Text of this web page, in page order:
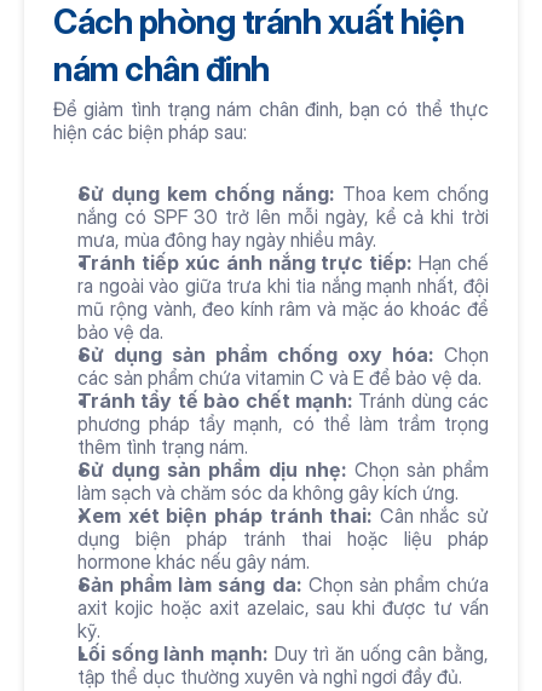
Cách phòng tránh xuất hiện
nám chân đinh
Để giảm tình trạng nám chân đinh, bạn có thể thực
hiện các biện pháp sau:
Sử dụng kem chống nắng: Thoa kem chống
nắng có SPF 30 trở lên mỗi ngày, kể cả khi trời
mưa, mùa đông hay ngày nhiều mây.
Tránh tiếp xúc ánh nắng trực tiếp: Hạn chế
ra ngoài vào giữa trưa khi tia nắng mạnh nhất, đội
mũ rộng vành, đeo kính râm và mặc áo khoác để
bảo vệ da.
Sử dụng sản phẩm chống oxy hóa: Chọn
các sản phẩm chứa vitamin C và E để bảo vệ da.
Tránh tẩy tế bào chết mạnh: Tránh dùng các
phương pháp tẩy mạnh, có thể làm trầm trọng
thêm tình trạng nám.
Sử dụng sản phẩm dịu nhẹ: Chọn sản phẩm
làm sạch và chăm sóc da không gây kích ứng.
Xem xét biện pháp tránh thai: Cân nhắc sử
dụng biện pháp tránh thai hoặc liệu pháp
hormone khác nếu gây nám.
Sản phẩm làm sáng da: Chọn sản phẩm chứa
axit kojic hoặc axit azelaic, sau khi được tư vấn
kỹ.
Lối sống lành mạnh: Duy trì ăn uống cân bằng,
tập thể dục thường xuyên và nghỉ ngơi đầy đủ.